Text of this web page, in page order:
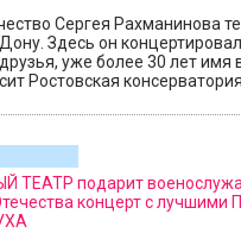
Сергея Рахманинова
Здесь он
уже более 30 лет имя
Ростовская консерватория.
ТЕАТР подарит
концерт с